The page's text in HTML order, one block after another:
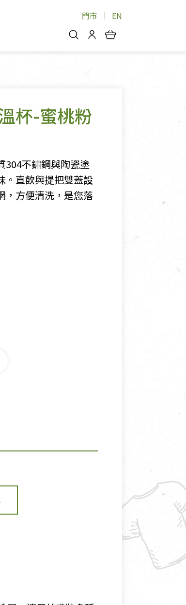
門市 EN
消費紀錄查詢
好文收藏
登入/註冊
杯-蜜桃粉
304不鏽鋼與陶瓷塗
。直飲與提把雙蓋設
，方便清洗，是您落